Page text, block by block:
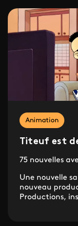
Animation
Titeuf est
75 nouvelles
Une nouvelle
nouveau
Productions,